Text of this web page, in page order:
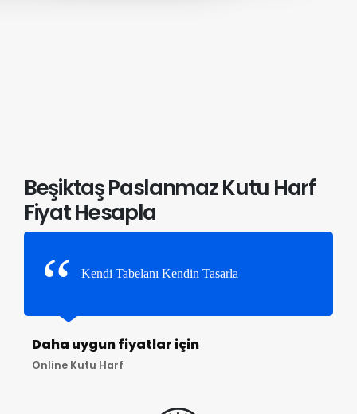
Beşiktaş Paslanmaz Kutu Harf
Fiyat Hesapla
Kendi Tabelanı Kendin Tasarla
Daha uygun fiyatlar için
Online Kutu Harf